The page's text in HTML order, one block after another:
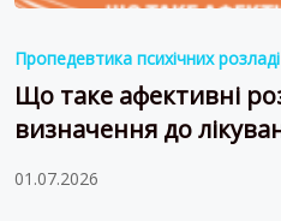
Пропедевтика психічних розладі
Що таке афективні
визначення до
01.07.2026